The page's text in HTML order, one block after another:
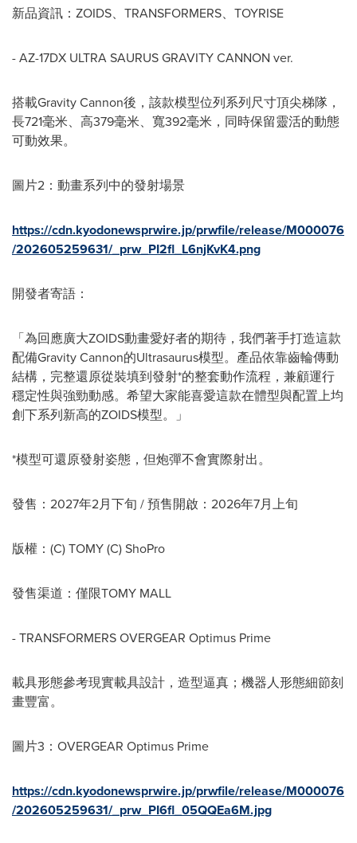
新品資訊：ZOIDS、TRANSFORMERS、TOYRISE
- AZ-17DX ULTRA SAURUS GRAVITY CANNON ver.
搭載Gravity Cannon後，該款模型位列系列尺寸頂尖梯隊，
長721毫米、高379毫米、寬392毫米，同時保留靈活的動態
可動效果。
圖片2：動畫系列中的發射場景
https://cdn.kyodonewsprwire.jp/prwfile/release/M000076
/202605259631/_prw_PI2fl_L6njKvK4.png
開發者寄語：
「為回應廣大ZOIDS動畫愛好者的期待，我們著手打造這款
配備Gravity Cannon的Ultrasaurus模型。產品依靠齒輪傳動
結構，完整還原從裝填到發射*的整套動作流程，兼顧運行
穩定性與強勁動感。希望大家能喜愛這款在體型與配置上均
創下系列新高的ZOIDS模型。」
*模型可還原發射姿態，但炮彈不會實際射出。
發售：2027年2月下旬 / 預售開啟：2026年7月上旬
版權：(C) TOMY (C) ShoPro
發售渠道：僅限TOMY MALL
- TRANSFORMERS OVERGEAR Optimus Prime
載具形態參考現實載具設計，造型逼真；機器人形態細節刻
畫豐富。
圖片3： OVERGEAR Optimus Prime
https://cdn.kyodonewsprwire.jp/prwfile/release/M000076
/202605259631/_prw_PI6fl_05QQEa6M.jpg